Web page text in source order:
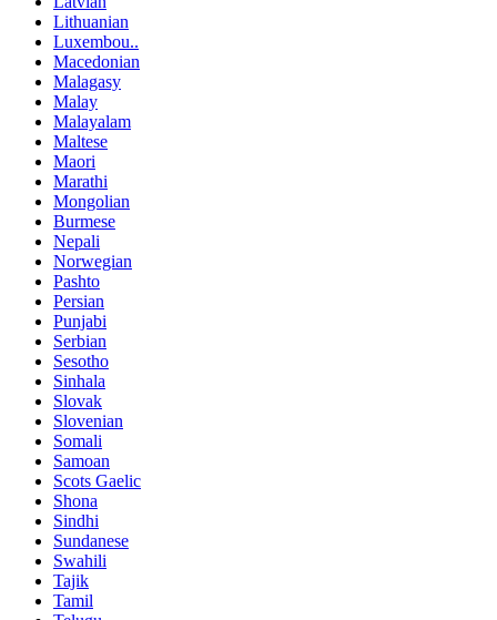
Lithuanian
Luxembou..
Macedonian
Malagasy
Malay
Malayalam
Maltese
Maori
Marathi
Mongolian
Burmese
Nepali
Norwegian
Pashto
Persian
Punjabi
Serbian
Sesotho
Sinhala
Slovak
Slovenian
Somali
Samoan
Scots Gaelic
Shona
Sindhi
Sundanese
Swahili
Tajik
Tamil